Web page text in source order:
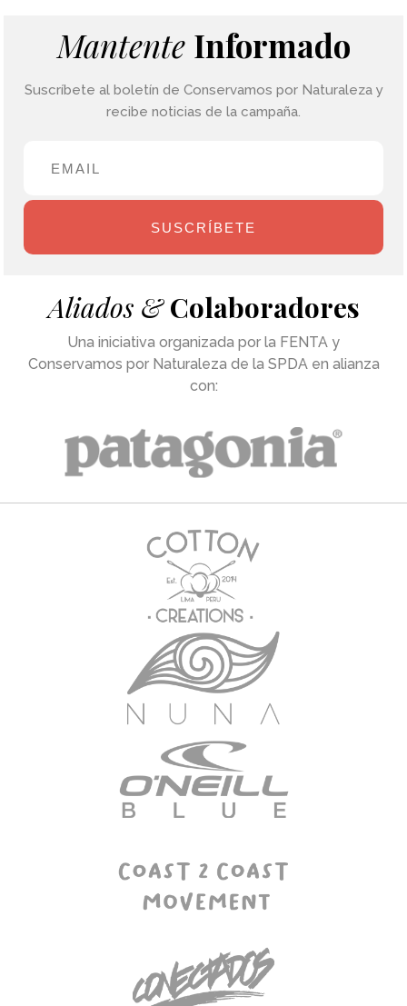
Mantente Informado
Suscríbete al boletín de Conservamos por Naturaleza y
recibe noticias de la campaña.
SUSCRÍBETE
Aliados & Colaboradores
Una iniciativa organizada por la FENTA y
Conservamos por Naturaleza de la SPDA en alianza
con: